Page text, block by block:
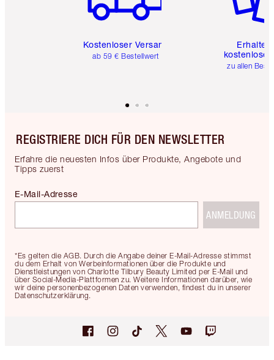
Kostenloser Versand
ab 59 € Bestellwert
Erhalte
kostenlose
zu allen
REGISTRIERE DICH FÜR DEN NEWSLETTER
Erfahre die neuesten Infos über Produkte, Angebote und
Tipps zuerst
*Es gelten die AGB. Durch die Angabe deiner E-Mail-Adresse stimmst
du dem Erhalt von Werbeinformationen über die Produkte und
Dienstleistungen von Charlotte Tilbury Beauty Limited per E-Mail und
über Social-Media-Plattformen zu. Weitere Informationen darüber, wie
wir deine personenbezogenen Daten verwenden, findest du in unserer
Datenschutzerklärung.
E-Mail-Adresse
ANMELDUNG